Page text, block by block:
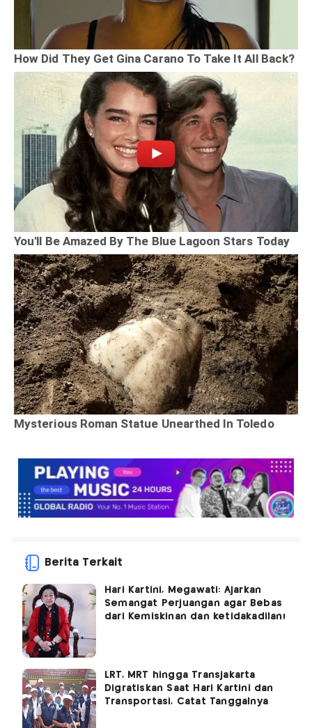
Berita Terkait
Hari Kartini, Megawati: Ajarkan
Semangat Perjuangan agar Bebas
dari Kemiskinan dan ketidakadilan!
LRT, MRT hingga Transjakarta
Digratiskan Saat Hari Kartini dan
Transportasi, Catat Tanggalnya